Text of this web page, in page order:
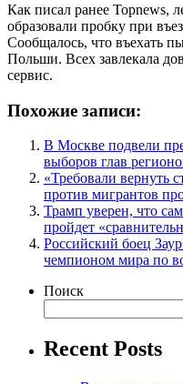
Как писал ранее Topnews,
образовали пробку при
Сообщалось, что въехать
Польши. Всех завлекала
сервис.
Похожие записи:
В Москве подвели
выборов глав
«Требовали вернуть
против мигрантов
Трамп уверен, что
пройдет
Российский боец
чемпионом мира по
Поиск
Recent Posts